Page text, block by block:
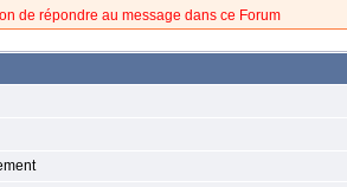
de répondre au message dans ce Forum